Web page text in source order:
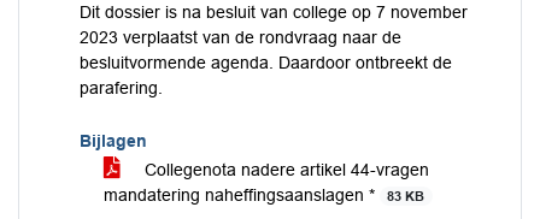
Dit dossier is na besluit van college op 7 november
2023 verplaatst van de rondvraag naar de
besluitvormende agenda. Daardoor ontbreekt de
parafering.
Bijlagen
Collegenota nadere artikel 44-vragen
mandatering naheffingsaanslagen *
83 KB